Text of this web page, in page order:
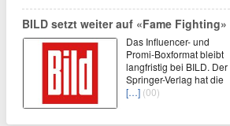
BILD setzt weiter auf «Fame Fighting»
Das Influencer- und
Promi-Boxformat bleibt
langfristig bei BILD. Der
Springer-Verlag hat die
[…] (00)